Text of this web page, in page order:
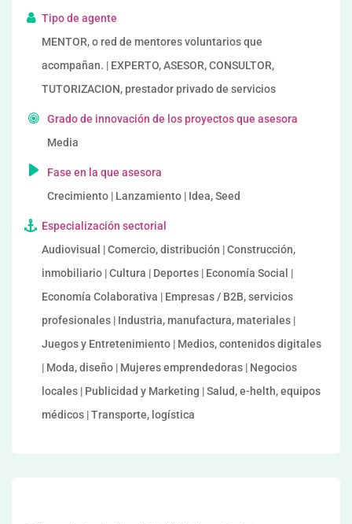
Tipo de agente
MENTOR, o red de mentores voluntarios que
acompañan. | EXPERTO, ASESOR, CONSULTOR,
TUTORIZACION, prestador privado de servicios
Grado de innovación de los proyectos que asesora
Media
Fase en la que asesora
Crecimiento | Lanzamiento | Idea, Seed
Especialización sectorial
Audiovisual | Comercio, distribución | Construcción,
inmobiliario | Cultura | Deportes | Economía Social |
Economía Colaborativa | Empresas / B2B, servicios
profesionales | Industria, manufactura, materiales |
Juegos y Entretenimiento | Medios, contenidos digitales
| Moda, diseño | Mujeres emprendedoras | Negocios
locales | Publicidad y Marketing | Salud, e-helth, equipos
médicos | Transporte, logística